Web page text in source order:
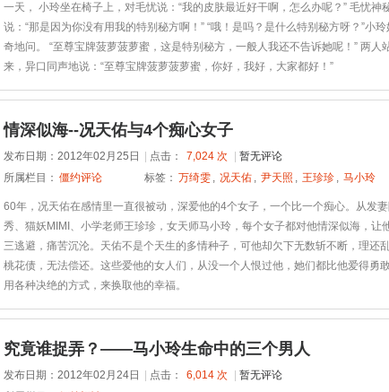
一天， 小玲坐在椅子上，对毛忧说：“我的皮肤最近好干啊，怎么办呢？” 毛忧神
说：“那是因为你没有用我的特别秘方啊！” “哦！是吗？是什么特别秘方呀？”小玲
奇地问。 “至尊宝牌菠萝菠萝蜜，这是特别秘方，一般人我还不告诉她呢！” 两人
来，异口同声地说：“至尊宝牌菠萝菠萝蜜，你好，我好，大家都好！”
情深似海--况天佑与4个痴心女子
发布日期：2012年02月25日 点击： 7,024 次
暂无评论
所属栏目： 僵约评论 标签： 万绮雯 , 况天佑 , 尹天照 , 王珍珍 , 马小玲
60年，况天佑在感情里一直很被动，深爱他的4个女子，一个比一个痴心。从发
秀、猫妖MIMI、小学老师王珍珍，女天师马小玲，每个女子都对他情深似海，让
三逃避，痛苦沉沦。天佑不是个天生的多情种子，可他却欠下无数斩不断，理还
桃花债，无法偿还。这些爱他的女人们，从没一个人恨过他，她们都比他爱得勇敢
用各种决绝的方式，来换取他的幸福。
究竟谁捉弄？——马小玲生命中的三个男人
发布日期：2012年02月24日 点击： 6,014 次
暂无评论